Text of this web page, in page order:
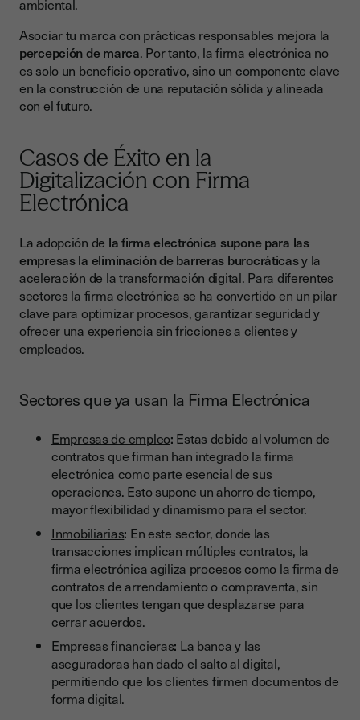
ambiental.
Asociar tu marca con prácticas responsables mejora la
percepción de marca. Por tanto, la firma electrónica no
es solo un beneficio operativo, sino un componente clave
en la construcción de una reputación sólida y alineada
con el futuro.
Casos de Éxito en la
Digitalización con Firma
Electrónica
La adopción de la firma electrónica supone para las
empresas la eliminación de barreras burocráticasy la
aceleración de la transformación digital. Para diferentes
sectores la firma electrónica se ha convertido en un pilar
clave para optimizar procesos, garantizar seguridad y
ofrecer una experiencia sin fricciones a clientes y
empleados.
Sectores que ya usan la Firma Electrónica
Empresas de empleo: Estas debido al volumen de
contratos que firman han integrado la firma
electrónica como parte esencial de sus
operaciones. Esto supone un ahorro de tiempo,
mayor flexibilidad y dinamismo para el sector.
Inmobiliarias: En este sector, donde las
transacciones implican múltiples contratos, la
firma electrónica agiliza procesos como la firma de
contratos de arrendamiento o compraventa, sin
que los clientes tengan que desplazarse para
cerrar acuerdos.
Empresas financieras: La banca y las
aseguradoras han dado el salto al digital,
permitiendo que los clientes firmen documentos de
forma digital.